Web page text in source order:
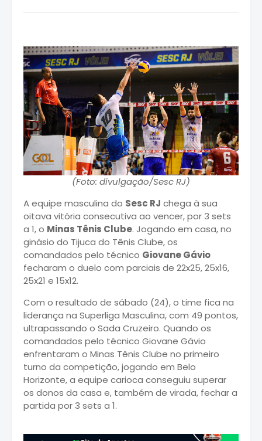
(Foto: divulgação/Sesc RJ)
A equipe masculina do Sesc RJ chega à sua
oitava vitória consecutiva ao vencer, por 3 sets
a 1, o Minas Tênis Clube. Jogando em casa, no
ginásio do Tijuca do Tênis Clube, os
comandados pelo técnico Giovane Gávio
fecharam o duelo com parciais de 22x25, 25x16,
25x21 e 15x12.
Com o resultado de sábado (24), o time fica na
liderança na Superliga Masculina, com 49 pontos,
ultrapassando o Sada Cruzeiro. Quando os
comandados pelo técnico Giovane Gávio
enfrentaram o Minas Tênis Clube no primeiro
turno da competição, jogando em Belo
Horizonte, a equipe carioca conseguiu superar
os donos da casa e, também de virada, fechar a
partida por 3 sets a 1.